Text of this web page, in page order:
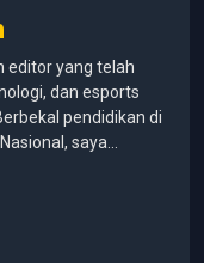
editor yang telah
dan esports
pendidikan di
saya
pengalaman
dari reporter, editor,
Editor in Chief.